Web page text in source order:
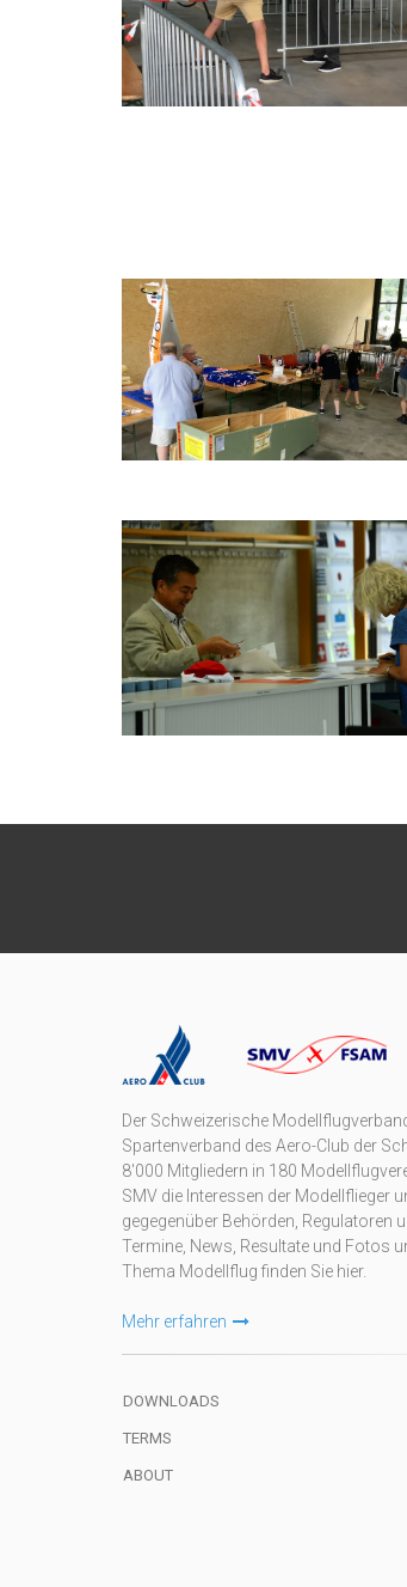
Der Schweizerische
Spartenverband des Aero-Club der
8'000 Mitgliedern in 180
SMV die Interessen der Modellflieger
gegegenüber Behörden, Regulatoren
Termine, News, Resultate und Fotos
Thema Modellflug finden Sie hier.
Mehr erfahren
DOWNLOADS
TERMS
ABOUT